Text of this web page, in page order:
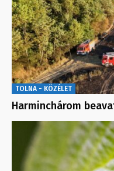
TOLNA - KÖZÉLET
Harminchárom